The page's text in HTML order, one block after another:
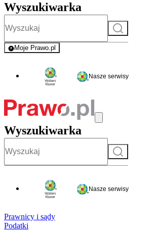
Wyszukiwarka
Szukaj
Moje Prawo.pl
- rejestracja i logowanie do serwisu
Nasze serwisy
Wyszukiwarka
Szukaj
Nasze serwisy
Prawnicy i sądy
Podatki